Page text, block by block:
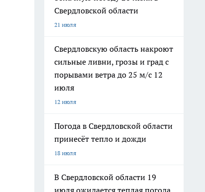
Свердловской области
21 июля
Свердловскую область накроют
сильные ливни, грозы и град с
порывами ветра до 25 м/с 12
июля
12 июля
Погода в Свердловской области
принесёт тепло и дожди
18 июля
В Свердловской области 19
июля ожидается теплая погода